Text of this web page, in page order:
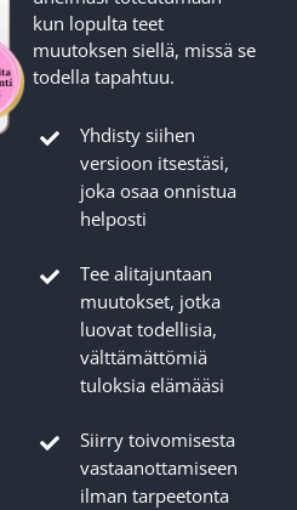
kun lopulta teet
muutoksen siellä, missä se
todella tapahtuu.
Yhdisty siihen
versioon itsestäsi,
joka osaa onnistua
helposti
Tee alitajuntaan
muutokset, jotka
luovat todellisia,
välttämättömiä
tuloksia elämääsi
Siirry toivomisesta
vastaanottamiseen
ilman tarpeetonta